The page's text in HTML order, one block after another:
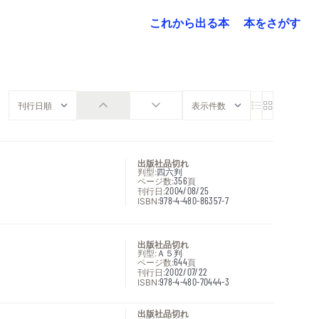
これから出る本
本をさがす
出版社品切れ
判型:四六判
ページ数:356頁
刊行日:2004/08/25
ISBN:978-4-480-86357-7
出版社品切れ
判型:Ａ５判
ページ数:644頁
刊行日:2002/07/22
ISBN:978-4-480-70444-3
出版社品切れ